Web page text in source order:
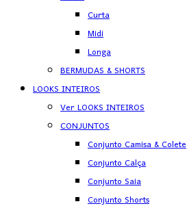
Curta
Midi
Longa
BERMUDAS & SHORTS
LOOKS INTEIROS
Ver LOOKS INTEIROS
CONJUNTOS
Conjunto Camisa & Colete
Conjunto Calça
Conjunto Saia
Conjunto Shorts